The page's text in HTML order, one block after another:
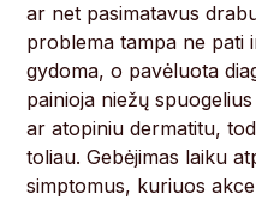
ar net pasimatavus
problema tampa ne pati
gydoma, o pavėluota
painioja niežų
ar atopiniu dermatitu,
toliau. Gebėjimas laiku
simptomus, kuriuos